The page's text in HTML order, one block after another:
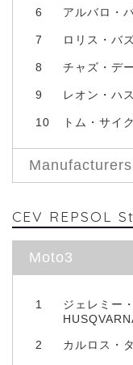
6 アルバロ・
7 ロリス・バ
8 チャズ・デ
9 レオン・ハ
10 トム・サイ
Manufacturers
CEV REPSOL
Moto3
1
ジェレミー
2 カルロス・